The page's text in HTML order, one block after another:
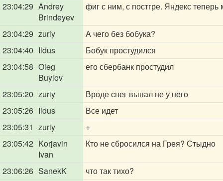
23:04:29 Andrey
Brindeyev
фиг с ним, с постгре. Яндекс
23:04:29 zuriy
А чего без бобука?
23:04:40 Ildus
Бобук простудился
23:04:58 Oleg
Buylov
его сбербанк простудил
23:05:20 zuriy
Вроде снег выпал не у него
23:05:26 Ildus
Все идет
23:05:31 zuriy
+
23:05:42 Korjavin
Ivan
Кто не сбросился на Грея? Стыдно
23:06:26 SanekK
что так тихо?